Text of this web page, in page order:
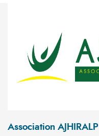
Association AJHIRALP